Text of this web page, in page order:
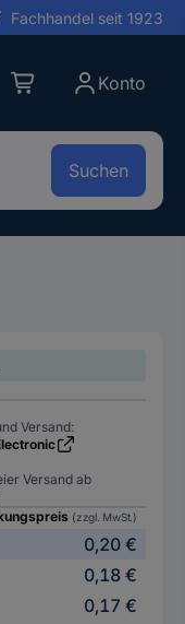
Fachhandel seit 1923
Konto
Suchen
Versand:
Versand ab
(zzgl. MwSt.)
0,20 €
0,18 €
0,17 €